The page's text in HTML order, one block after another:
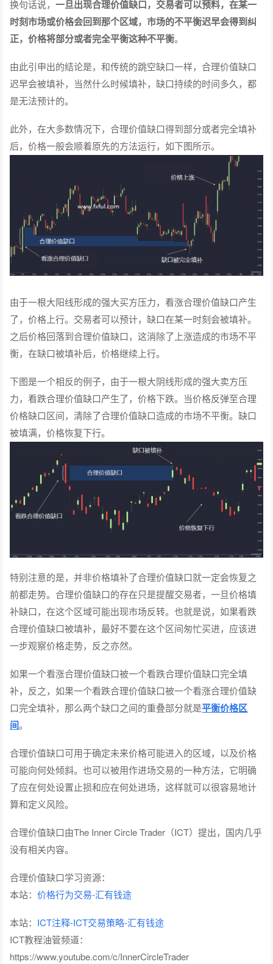
换句话说，一旦出现合理价值缺口，交易者可以预料，在某一
时刻市场或价格会回到那个区域，市场的不平衡迟早会得到纠
正，价格将部分或者完全平衡这种不平衡。
由此引申出的结论是，和传统的跳空缺口一样，合理价值缺口
迟早会被填补，当然什么时候填补，缺口持续的时间多久，都
是无法预计的。
此外，在大多数情况下，合理价值缺口得到部分或者完全填补
后，价格一般会顺着原先的方法运行，如下图所示。
由于一根大阳线形成的强大买方压力，看涨合理价值缺口产生
了，价格上行。交易者可以预计，缺口在某一时刻会被填补。
之后价格回落到合理价值缺口，这消除了上涨造成的市场不平
衡，在缺口被填补后，价格继续上行。
下图是一个相反的例子，由于一根大阴线形成的强大卖方压
力，看跌合理价值缺口产生了，价格下跌。当价格反弹至合理
价格缺口区间，清除了合理价值缺口造成的市场不平衡。缺口
被填满，价格恢复下行。
特别注意的是，并非价格填补了合理价值缺口就一定会恢复之
前都走势。合理价值缺口的存在只是提醒交易者，一旦价格填
补缺口，在这个区域可能出现市场反转。也就是说，如果看跌
合理价值缺口被填补，最好不要在这个区间匆忙买进，应该进
一步观察价格走势，反之亦然。
如果一个看涨合理价值缺口被一个看跌合理价值缺口完全填
补，反之，如果一个看跌合理价值缺口被一个看涨合理价值缺
口完全填补，那么两个缺口之间的重叠部分就是平衡价格区
间。
合理价值缺口可用于确定未来价格可能进入的区域，以及价格
可能向何处倾斜。也可以被用作进场交易的一种方法，它明确
了应在何处设置止损和应在何处进场，这样就可以很容易地计
算和定义风险。
合理价值缺口由The Inner Circle Trader（ICT）提出，国内几乎
没有相关内容。
合理价值缺口学习资源：
本站：价格行为交易-汇有钱途
本站： ICT注释-ICT交易策略-汇有钱途
ICT教程油管频道：
https://www.youtube.com/c/InnerCircleTrader